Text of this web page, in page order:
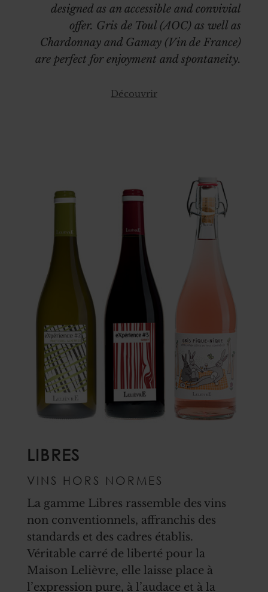
designed as an accessible and convivial
offer. Gris de Toul (AOC) as well as
Chardonnay and Gamay (Vin de France)
are perfect for enjoyment and spontaneity.
Découvrir
LIBRES
VINS HORS NORMES
La gamme Libres rassemble des vins
non conventionnels, affranchis des
standards et des cadres établis.
Véritable carré de liberté pour la
Maison Lelièvre, elle laisse place à
l’expression pure, à l’audace et à la